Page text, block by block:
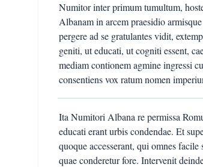
Numitor inter primum tumultum,
Albanam in arcem praesidio
pergere ad se gratulantes vidit,
geniti, ut educati, ut cogniti essent,
mediam contionem agmine ingressi
consentiens vox ratum nomen
Ita Numitori Albana re permissa
educati erant urbis condendae. Et
quoque accesserant, qui omnes
quae conderetur fore. Intervenit